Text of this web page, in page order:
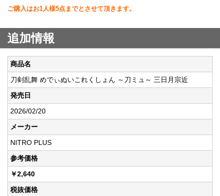
ご購入はお1人様5点までとさせて頂きます。
追加情報
商品名
刀剣乱舞 めでぃぬいこれくしょん ～刀ミュ～ 三日月宗近
発売日
2026/02/20
メーカー
NITRO PLUS
参考価格
￥2,640
税抜価格